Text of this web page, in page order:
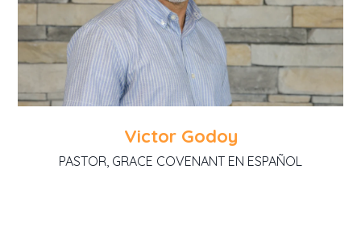
Victor Godoy
PASTOR, GRACE COVENANT EN ESPAÑOL